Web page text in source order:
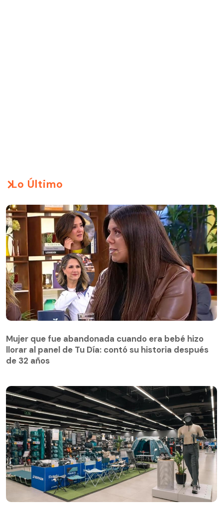
Lo Último
llorar al panel de Tu Día: contó su historia después
de 32 años
Mujer que fue abandonada cuando era bebé hizo
llorar al panel de Tu Día: contó su historia después
de 32 años